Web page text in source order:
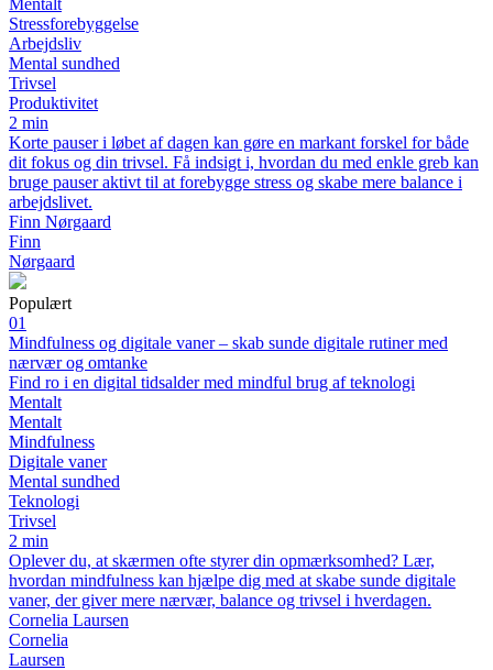
Mentalt
Stressforebyggelse
Arbejdsliv
Mental sundhed
Trivsel
Produktivitet
2 min
Korte pauser i løbet af dagen kan gøre en markant forskel for både
dit fokus og din trivsel. Få indsigt i, hvordan du med enkle greb kan
bruge pauser aktivt til at forebygge stress og skabe mere balance i
arbejdslivet.
Finn Nørgaard
Finn
Nørgaard
Populært
01
Mindfulness og digitale vaner – skab sunde digitale rutiner med
nærvær og omtanke
Find ro i en digital tidsalder med mindful brug af teknologi
Mentalt
Mentalt
Mindfulness
Digitale vaner
Mental sundhed
Teknologi
Trivsel
2 min
Oplever du, at skærmen ofte styrer din opmærksomhed? Lær,
hvordan mindfulness kan hjælpe dig med at skabe sunde digitale
vaner, der giver mere nærvær, balance og trivsel i hverdagen.
Cornelia Laursen
Cornelia
Laursen